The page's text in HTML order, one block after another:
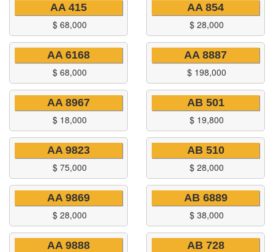
AA 415
$ 68,000
AA 6168
$ 68,000
AA 854
$ 28,000
AA 8887
$ 198,000
AA 8967
$ 18,000
AA 9823
$ 75,000
AA 9869
$ 28,000
AA 9888
AB 501
$ 19,800
AB 510
$ 28,000
AB 6889
$ 38,000
AB 728